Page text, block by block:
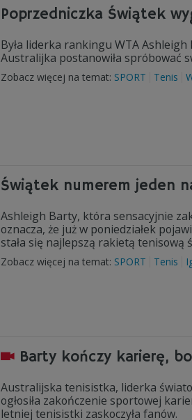
Poprzedniczka Świątek
Była liderka rankingu WTA
Australijka postanowiła spróbować
Zobacz więcej na temat: SPORT Tenis
Świątek numerem jeden
Ashleigh Barty, która sensacyjnie
oznacza, że już w poniedziałek
stała się najlepszą rakietą tenisową
Zobacz więcej na temat: SPORT Tenis
Barty kończy karierę,
Australijska tenisistka, liderka
ogłosiła zakończenie sportowej
letniej tenisistki zaskoczyła fanów.